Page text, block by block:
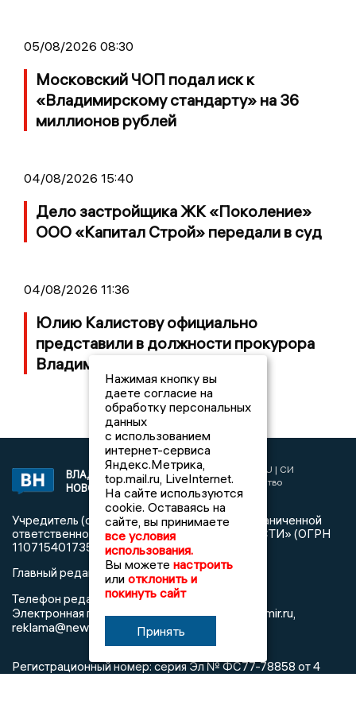
05/08/2026 08:30
Московский ЧОП подал иск к
«Владимирскому стандарту» на 36
миллионов рублей
04/08/2026 15:40
Дело застройщика ЖК «Поколение»
ООО «Капитал Строй» передали в суд
04/08/2026 11:36
Юлию Калистову официально
представили в должности прокурора
Владимирской области
ВЛАДИМИРСКИЕ
НОВОСТИ
2017 © NEWSVLADIMIR.RU | СИ
«Информационное агентство
Владимирские новости»
Учредитель (соучредители): Общество с ограниченной
ответственностью «РЕГИОНАЛЬНЫЕ НОВОСТИ» (ОГРН
1107154017354)
Главный редактор: Мазов С. А.
Телефон редакции:8 (4922) 666916
Электронная почта редакции:info@newsvladimir.ru,
reklama@newsvladimir.ru
Регистрационный номер: серия Эл № ФС77-78858 от 4
Нажимая кнопку вы
даете согласие на
обработку персональных
данных
с использованием
интернет-сервиса
Яндекс.Метрика,
top.mail.ru, LiveInternet.
На сайте используются
cookie. Оставаясь на
сайте, вы принимаете
все условия
использования.
Вы можете настроить
или отклонить и
покинуть сайт
Принять